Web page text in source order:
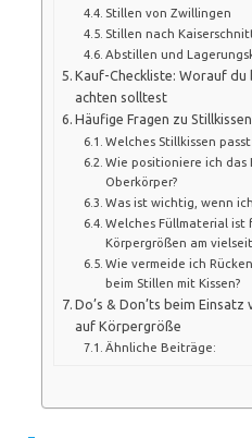
Stillen von Zwillingen
Stillen nach
Abstillen und
Kauf-Checkliste: Worauf
achten solltest
Häufige Fragen zu
Welches Stillkissen
Wie positioniere ich das
Oberkörper?
Was ist wichtig, wenn
Welches Füllmaterial ist
Körpergrößen am
Wie vermeide ich
beim Stillen mit Kissen?
Do’s & Don’ts beim Einsatz
auf Körpergröße
Ähnliche Beiträge: